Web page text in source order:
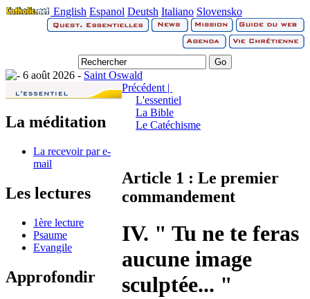
English Espanol Deutsh Italiano Slovensko
6 août 2026 - Saint Oswald
La méditation
La recevoir par e-
mail
Les lectures
1ère lecture
Psaume
Evangile
Approfondir
Précédent |
L'essentiel
La Bible
Le Catéchisme
Article 1 : Le premier
commandement
IV. " Tu ne te feras
aucune image
sculptée... "